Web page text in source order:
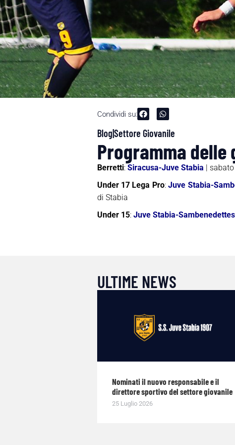
Condividi su:
Blog|Settore Giovanile
Programma delle
Berretti: Siracusa-Juve Stabia |
Under 17 Lega Pro:Juve Stabia-
di Stabia
Under 15: Juve Stabia-
ULTIME NEWS
Nominati il nuovo responsabile e il
direttore sportivo del settore giovanile
25 Luglio 2026